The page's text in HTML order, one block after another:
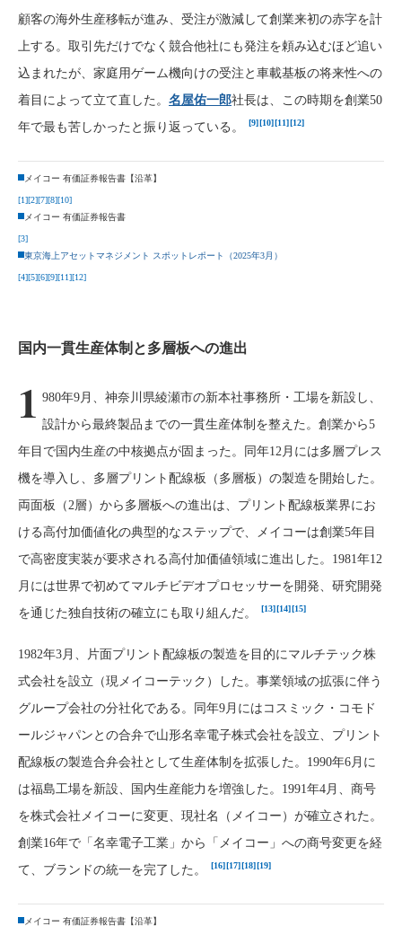
顧客の海外生産移転が進み、受注が激減して創業来初の赤字を計
上する。取引先だけでなく競合他社にも発注を頼み込むほど追い
込まれたが、家庭用ゲーム機向けの受注と車載基板の将来性への
着目によって立て直した。 名屋佑一郎社長は、この時期を創業50
年で最も苦しかったと振り返っている。
[9][10][11][12]
メイコー 有価証券報告書【沿革】
[1][2][7][8][10]
メイコー 有価証券報告書
[3]
東京海上アセットマネジメント スポットレポート（2025年3月）
[4][5][6][9][11][12]
国内一貫生産体制と多層板への進出
1 980年9月、神奈川県綾瀬市の新本社事務所・工場を新設し、
設計から最終製品までの一貫生産体制を整えた。創業から5
年目で国内生産の中核拠点が固まった。同年12月には多層プレス
機を導入し、多層プリント配線板（多層板）の製造を開始した。
両面板（2層）から多層板への進出は、プリント配線板業界にお
ける高付加価値化の典型的なステップで、メイコーは創業5年目
で高密度実装が要求される高付加価値領域に進出した。1981年12
月には世界で初めてマルチビデオプロセッサーを開発、研究開発
を通じた独自技術の確立にも取り組んだ。
[13][14][15]
1982年3月、片面プリント配線板の製造を目的にマルチテック株
式会社を設立（現メイコーテック）した。事業領域の拡張に伴う
グループ会社の分社化である。同年9月にはコスミック・コモド
ールジャパンとの合弁で山形名幸電子株式会社を設立、プリント
配線板の製造合弁会社として生産体制を拡張した。1990年6月に
は福島工場を新設、国内生産能力を増強した。1991年4月、商号
を株式会社メイコーに変更、現社名（メイコー）が確立された。
創業16年で「名幸電子工業」から「メイコー」への商号変更を経
て、ブランドの統一を完了した。
[16][17][18][19]
メイコー 有価証券報告書【沿革】